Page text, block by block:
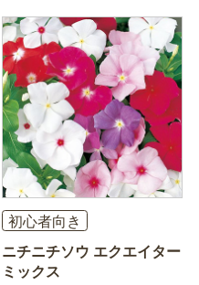
初心者向き
ニチニチソウ エクエイター
ミックス